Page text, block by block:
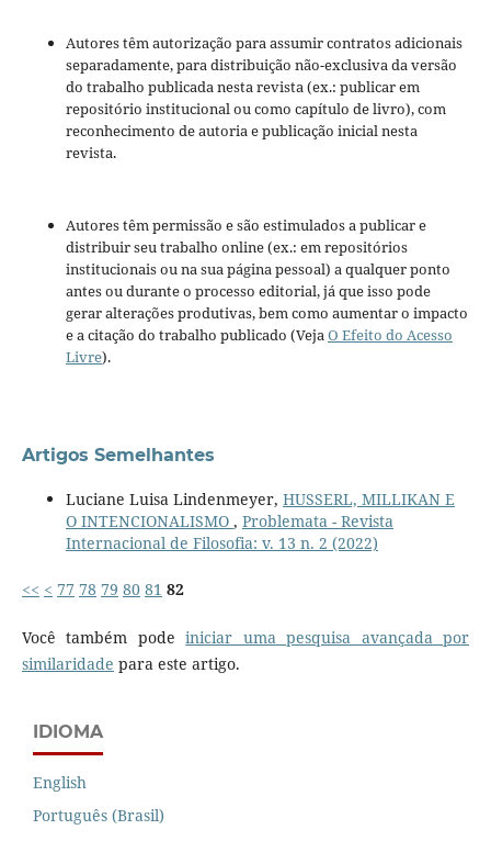
Autores têm autorização para assumir contratos adicionais
separadamente, para distribuição não-exclusiva da versão
do trabalho publicada nesta revista (ex.: publicar em
repositório institucional ou como capítulo de livro), com
reconhecimento de autoria e publicação inicial nesta
revista.
Autores têm permissão e são estimulados a publicar e
distribuir seu trabalho online (ex.: em repositórios
institucionais ou na sua página pessoal) a qualquer ponto
antes ou durante o processo editorial, já que isso pode
gerar alterações produtivas, bem como aumentar o impacto
e a citação do trabalho publicado (Veja O Efeito do Acesso
Livre).
Artigos Semelhantes
Luciane Luisa Lindenmeyer, HUSSERL, MILLIKAN E
O INTENCIONALISMO , Problemata - Revista
Internacional de Filosofia: v. 13 n. 2 (2022)
<< < 77 78 79 80 81 82
Você também podeiniciar uma pesquisa avançada por
similaridade para este artigo.
IDIOMA
English
Português (Brasil)